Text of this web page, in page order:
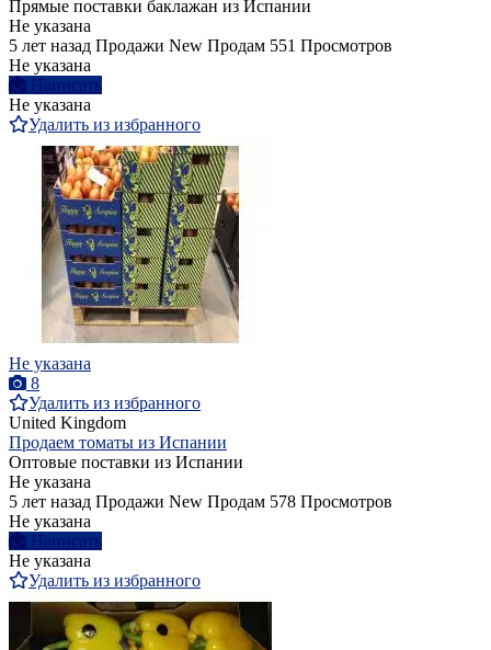
Прямые поставки баклажан из Испании
Не указана
5 лет назад Продажи New Продам 551 Просмотров
Не указана
Написать
Не указана
Удалить из избранного
Не указана
8
Удалить из избранного
United Kingdom
Продаем томаты из Испании
Оптовые поставки из Испании
Не указана
5 лет назад Продажи New Продам 578 Просмотров
Не указана
Написать
Не указана
Удалить из избранного